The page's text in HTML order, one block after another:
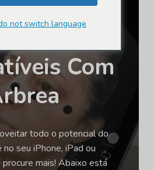
Com
todo o potencial do
seu iPhone, iPad ou
mais! Abaixo está
not switch language